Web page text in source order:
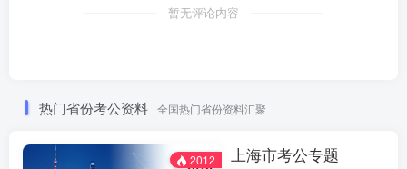
暂无评论内容
热门省份考公资料 全国热门省份资料汇聚
2012 上海市考公专题